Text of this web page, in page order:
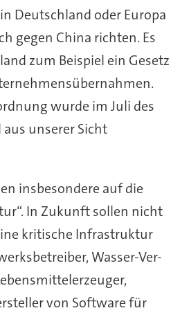
Deutschland oder Europa
gegen China richten. Es
zum Beispiel ein Gesetz
wurde im Juli des
unserer Sicht
insbesondere auf die
In Zukunft sollen nicht
kritische Infrastruktur
Wasser-Ver-
von Software für